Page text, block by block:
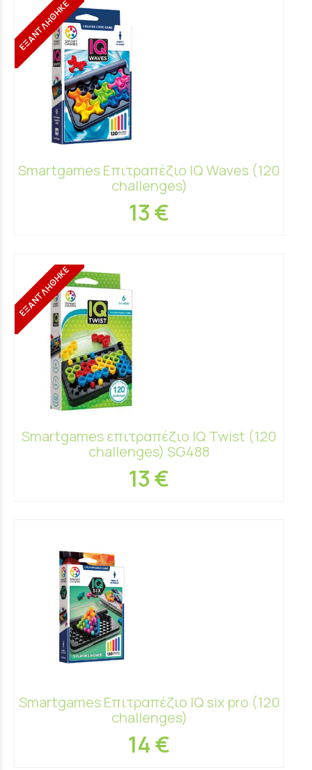
ΕΞΑΝΤΛΗΘΗΚΕ
Smartgames Επιτραπέζιο IQ Waves (120
challenges)
13 €
ΕΞΑΝΤΛΗΘΗΚΕ
Smartgames επιτραπέζιο IQ Twist (120
challenges) SG488
13 €
Smartgames Επιτραπέζιο IQ six pro (120
challenges)
14 €